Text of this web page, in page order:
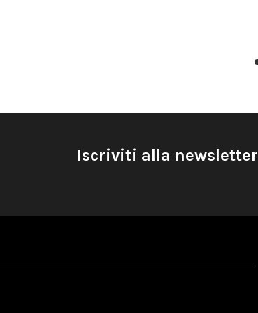
Iscriviti alla newsletter